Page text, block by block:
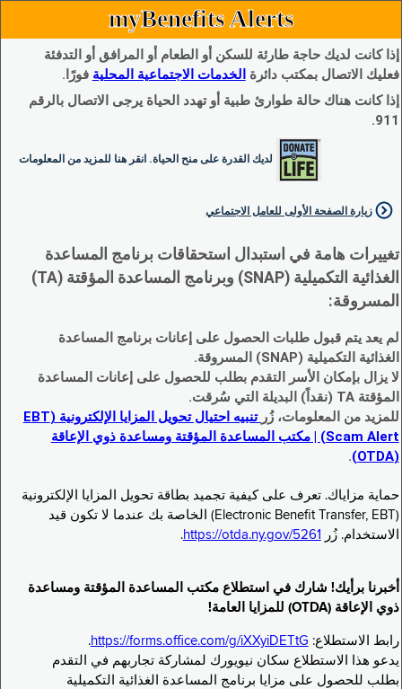
myBenefits Alerts
إذا كانت لديك حاجة طارئة للسكن أو الطعام أو المرافق أو التدفئة
فعليك الاتصال بمكتب دائرة الخدمات الاجتماعية المحلية فورًا.
إذا كانت هناك حالة طوارئ طبية أو تهدد الحياة يرجى الاتصال بالرقم
911.
لديك القدرة على منح الحياة. انقر هنا للمزيد من المعلومات
زيارة الصفحة الأولى للعامل الاجتماعي
تغييرات هامة في استبدال استحقاقات برنامج المساعدة
الغذائية التكميلية (SNAP) وبرنامج المساعدة المؤقتة (TA)
المسروقة:
لم يعد يتم قبول طلبات الحصول على إعانات برنامج المساعدة
الغذائية التكميلية (SNAP) المسروقة.
لا يزال بإمكان الأسر التقدم بطلب للحصول على إعانات المساعدة
المؤقتة TA (نقداً) البديلة التي سُرقت.
للمزيد من المعلومات، زُر
تنبيه احتيال تحويل المزايا الإلكترونية (EBT
Scam Alert) | مكتب المساعدة المؤقتة ومساعدة ذوي الإعاقة
(OTDA)
.
حماية مزاياك. تعرف على كيفية تجميد بطاقة تحويل المزايا الإلكترونية
(Electronic Benefit Transfer, EBT) الخاصة بك عندما لا تكون قيد
الاستخدام. زُر
https://otda.ny.gov/5261
.
أخبرنا برأيك! شارك في استطلاع مكتب المساعدة المؤقتة ومساعدة
ذوي الإعاقة (OTDA) للمزايا العامة!
رابط الاستطلاع: https://forms.office.com/g/iXXyiDETtG
.
يدعو هذا الاستطلاع سكان نيويورك لمشاركة تجاربهم في التقدم
بطلب للحصول على مزايا برنامج المساعدة الغذائية التكميلية